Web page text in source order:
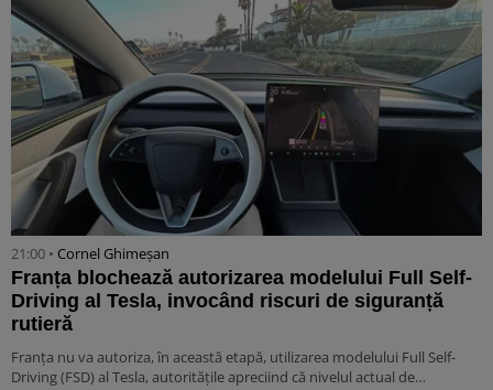
21:00 • Cornel Ghimeșan
Franța blochează autorizarea modelului Full Self-
Driving al Tesla, invocând riscuri de siguranță
rutieră
Franța nu va autoriza, în această etapă, utilizarea modelului Full Self-
Driving (FSD) al Tesla, autoritățile apreciind că nivelul actual de…